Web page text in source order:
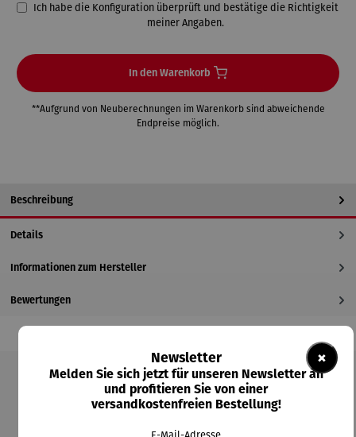
Ich habe die Konfiguration überprüft und bestätige die Richtigkeit
meiner Angaben.
In den Warenkorb
**Aufgrund von Neuberechnungen im Warenkorb sind abweichende
Endpreise möglich.
Beschreibung
Details
Informationen zum Hersteller
Bewertungen
Produktgalerie überspringen
Kunden kauften auch
×
Newsletter
Melden Sie sich jetzt für unseren Newsletter an
und profitieren Sie von einer
versandkostenfreien Bestellung!